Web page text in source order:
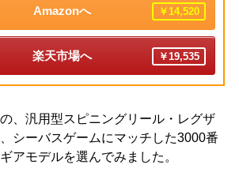
Amazonへ ￥14,520
楽天市場へ ￥19,535
、汎用型スピニングリール・レグザ
シーバスゲームにマッチした3000番
アモデルを選んでみました。